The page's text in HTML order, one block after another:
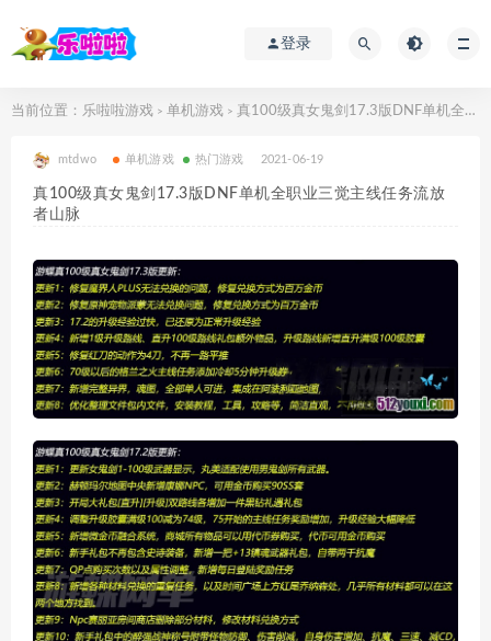
登录
当前位置： 乐啦啦游戏 > 单机游戏 > 真100级真女鬼剑17.3版DNF单机全职业三觉主线任务流放者山脉
mtdwo 单机游戏 热门游戏 2021-06-19
真100级真女鬼剑17.3版DNF单机全职业三觉主线任务流放
者山脉